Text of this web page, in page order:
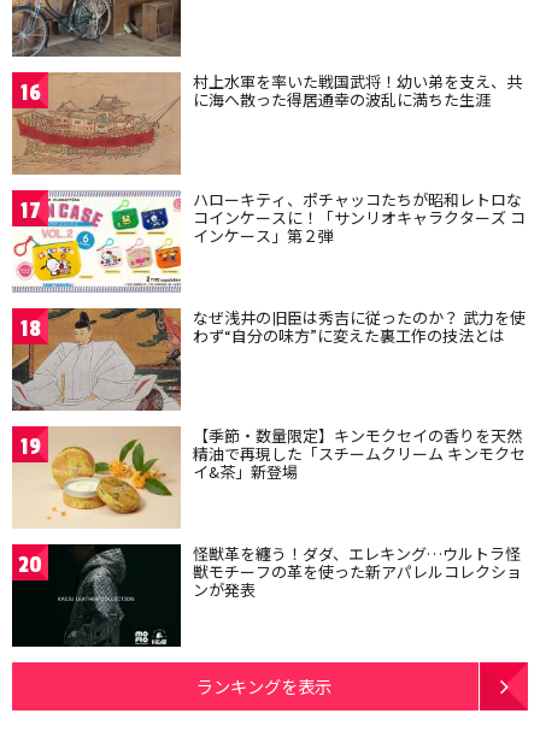
16 村上水軍を率いた戦国武将！幼い弟を支え、共
に海へ散った得居通幸の波乱に満ちた生涯
17 ハローキティ、ポチャッコたちが昭和レトロな
コインケースに！「サンリオキャラクターズ コ
インケース」第２弾
18 なぜ浅井の旧臣は秀吉に従ったのか？ 武力を使
わず“自分の味方”に変えた裏工作の技法とは
19 【季節・数量限定】キンモクセイの香りを天然
精油で再現した「スチームクリーム キンモクセ
イ&茶」新登場
20 怪獣革を纏う！ダダ、エレキング…ウルトラ怪
獣モチーフの革を使った新アパレルコレクショ
ンが発表
ランキングを表示